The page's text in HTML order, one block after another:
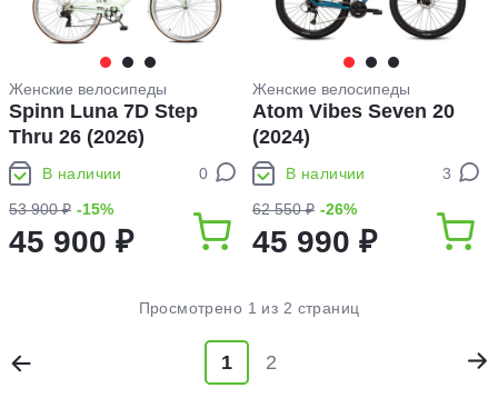
Женские велосипеды
Spinn Luna 7D Step
Thru 26 (2026)
В наличии
0
53 900 ₽ -15%
45 900 ₽
Женские велосипеды
Atom Vibes Seven 20
(2024)
В наличии
3
62 550 ₽ -26%
45 990 ₽
Просмотрено 1 из 2 страниц
1 2